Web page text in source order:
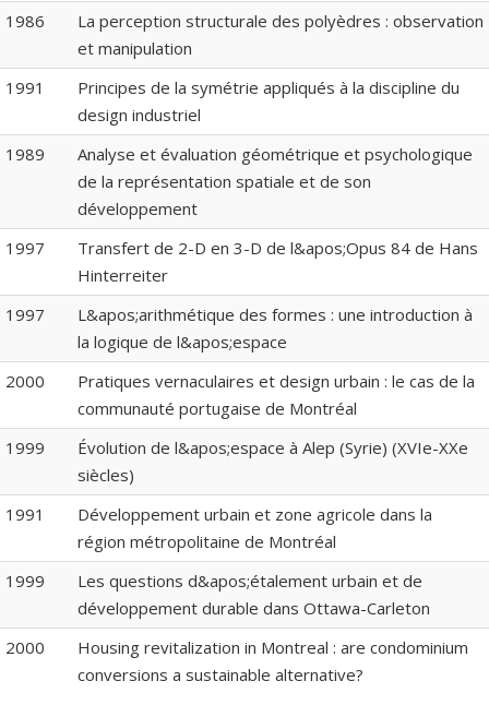
1986
La perception structurale des polyèdres : observation
et manipulation
1991
Principes de la symétrie appliqués à la discipline du
design industriel
1989
Analyse et évaluation géométrique et psychologique
de la représentation spatiale et de son
développement
1997
Transfert de 2-D en 3-D de l&apos;Opus 84 de Hans
Hinterreiter
1997
L&apos;arithmétique des formes : une introduction à
la logique de l&apos;espace
2000
Pratiques vernaculaires et design urbain : le cas de la
communauté portugaise de Montréal
1999
Évolution de l&apos;espace à Alep (Syrie) (XVIe-XXe
siècles)
1991
Développement urbain et zone agricole dans la
région métropolitaine de Montréal
1999
Les questions d&apos;étalement urbain et de
développement durable dans Ottawa-Carleton
2000
Housing revitalization in Montreal : are condominium
conversions a sustainable alternative?